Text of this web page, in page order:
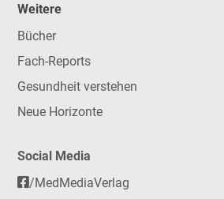
Weitere
Bücher
Fach-Reports
Gesundheit verstehen
Neue Horizonte
Social Media
/MedMediaVerlag